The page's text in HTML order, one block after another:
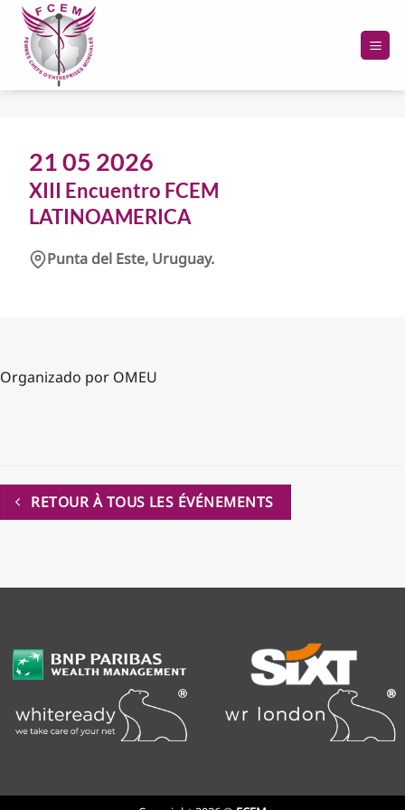
Passer
contenu
21 05 2026
XIII Encuentro FCEM
LATINOAMERICA
Punta del Este, Uruguay.
Organizado por OMEU
RETOUR À TOUS LES ÉVÉNEMENTS